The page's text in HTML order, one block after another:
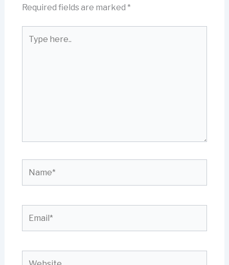
Required fields are marked *
here..